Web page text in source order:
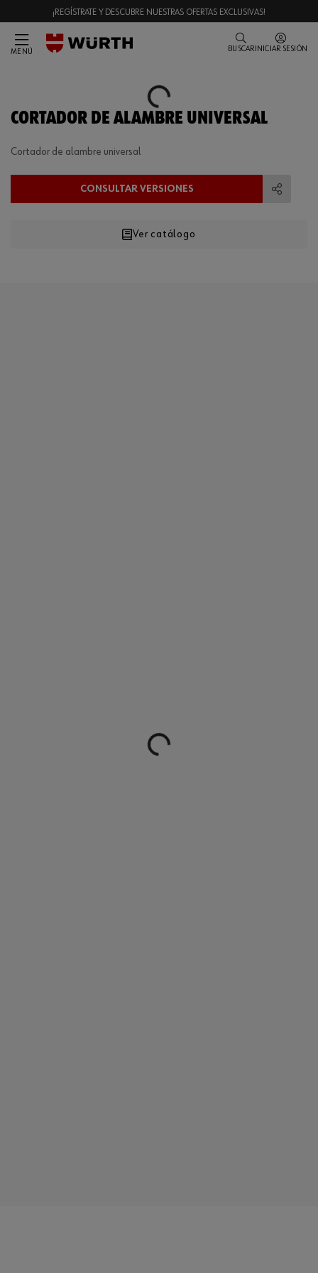
¡REGÍSTRATE Y DESCUBRE NUESTRAS OFERTAS EXCLUSIVAS!
MENÚ BUSCAR INICIAR SESIÓN
Loading...
CORTADOR DE ALAMBRE UNIVERSAL
Cortador de alambre universal
CONSULTAR VERSIONES
Ver catálogo